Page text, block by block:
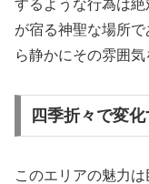
するような行為は
が宿る神聖な場所
ら静かにその雰囲気
四季折々で変
このエリアの魅力